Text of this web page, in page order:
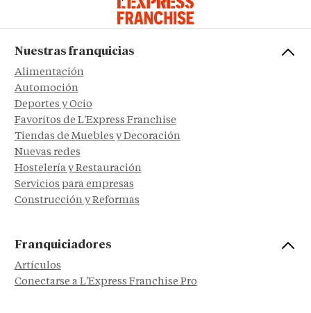
Nuestras franquicias
Alimentación
Automoción
Deportes y Ocio
Favoritos de L'Express Franchise
Tiendas de Muebles y Decoración
Nuevas redes
Hostelería y Restauración
Servicios para empresas
Construcción y Reformas
Franquiciadores
Artículos
Conectarse a L'Express Franchise Pro